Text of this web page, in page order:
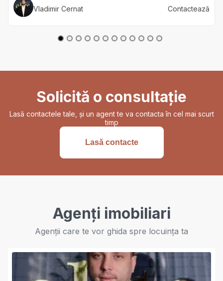
Vladimir Cernat Contactează
Solicită o consultație
Lasă contactele tale, și un agent te va contacta în cel mai scurt
timp
Lasă contacte
Agenți imobiliari
Agenții care te vor ghida spre locuința ta